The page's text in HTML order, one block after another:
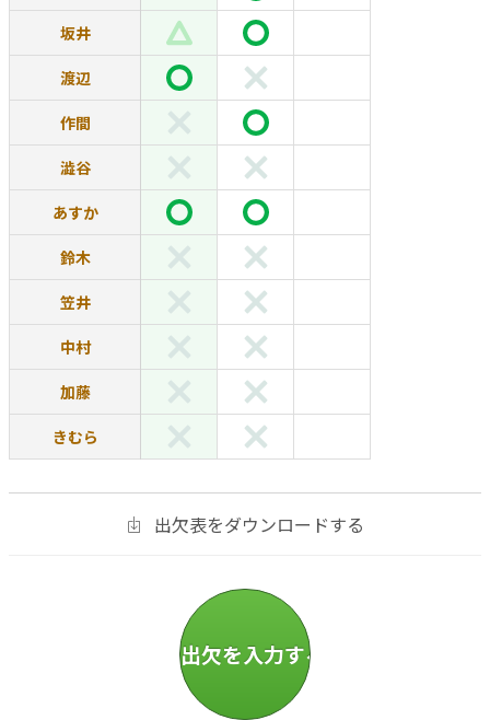
坂井
渡辺
作間
澁谷
あすか
鈴木
笠井
中村
加藤
きむら
出欠表をダウンロードする